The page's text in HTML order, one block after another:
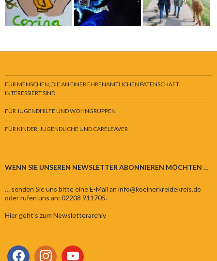
FÜR MENSCHEN, DIE AN EINER EHRENAMTLICHEN PATENSCHAFT
INTERESSIERT SIND
FÜR JUGENDHILFE UND WOHNGRUPPEN
FÜR KINDER, JUGENDLICHE UND CARELEAVER
WENN SIE UNSEREN NEWSLETTER ABONNIEREN MÖCHTEN …
… senden Sie uns bitte eine E-Mail an info@koelnerkreidekreis.de
oder rufen uns an: 02208 911705.
Hier geht’s zum Newsletterarchiv